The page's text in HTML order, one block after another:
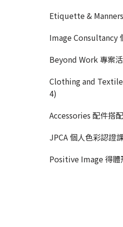
Etiquette &
Image Consultancy
Beyond Work 專案
Clothing and
4)
Accessories 配件搭
JPCA 個人色彩認證
Positive Image 得體